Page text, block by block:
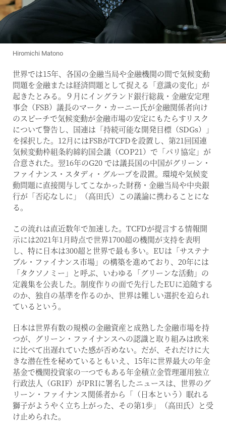
Hiromichi Matono
世界では15年、各国の金融当局や金融機関の間で気候変動
問題を金融または経済問題として捉える「意識の変化」が
起きたとみる。９月にイングランド銀行総裁・金融安定理
事会（FSB）議長のマーク・カーニー氏が金融関係者向け
のスピーチで気候変動が金融市場の安定にもたらすリスク
について警告し、国連は「持続可能な開発目標（SDGs）」
を採択した。12月にはFSBがTCFDを設置し、第21回国連
気候変動枠組条約締約国会議（COP21）で「パリ協定」が
合意された。翌16年のG20 では議長国の中国がグリーン・
ファイナンス・スタディ・グループを設置。環境や気候変
動問題に直接関与してこなかった財務・金融当局や中央銀
行が「否応なしに」（高田氏）この議論に携わることにな
る。
この流れは直近数年で加速した。TCFDが提言する情報開
示には2021年1月時点で世界1700超の機関が支持を表明
し、特に日本は300超と世界で最も多い。EUは「サステナ
ブル・ファイナンス市場」の構築を進めており、20年には
「タクソノミー」と呼ぶ、いわゆる「グリーンな活動」の
定義集を公表した。制度作りの面で先行したEUに追随する
のか、独自の基準を作るのか、世界は難しい選択を迫られ
ているという。
日本は世界有数の規模の金融資産と成熟した金融市場を持
つが、グリーン・ファイナンスへの認識と取り組みは欧米
に比べて出遅れていた感が否めない。だが、それだけに大
きな潜在性を秘めているともいえ、15年に世界最大の年金
基金で機関投資家の一つでもある年金積立金管理運用独立
行政法人（GRIF）がPRIに署名したニュースは、世界のグ
リーン・ファイナンス関係者から「（日本という）眠れる
獅子がようやく立ち上がった、その第1歩」（高田氏）と受
け止められた。